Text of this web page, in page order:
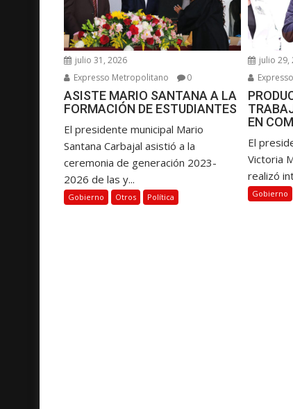
d
e
e
n
t
r
a
d
a
s
julio 31, 2026
Expresso Metropolitano
0
ASISTE MARIO SANTANA A LA
FORMACIÓN DE ESTUDIANTES
El presidente municipal Mario
Santana Carbajal asistió a la
ceremonia de generación 2023-
2026 de las y...
Gobierno Otros Política
julio 29,
EN
El
Victoria
realizó
Gobierno